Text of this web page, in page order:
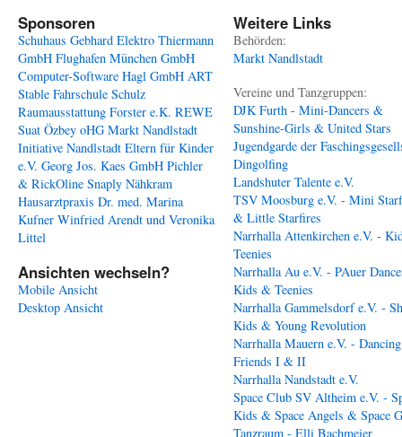
Sponsoren
Schuhaus Gebhard Elektro Thiermann
GmbH Flughafen München GmbH
Computer-Software Hagl GmbH ART
Stable Fahrschule Schulz
Raumausstattung Forster e.K. REWE
Suat Özbey oHG Markt Nandlstadt
Initiative Nandlstadt Eltern für Kinder
e.V. Georg Jos. Kaes GmbH Pichler
& RickOline Snaply Nähkram
Hausarztpraxis Dr. med. Marina
Kufner Winfried Arendt und Veronika
Littel
Ansichten wechseln?
Mobile Ansicht
Desktop Ansicht
Weitere Links
Behörden:
Markt Nandlstadt
Vereine und Tanzgruppen:
DJK Furth - Mini-Dancers &
Sunshine-Girls & United Stars
Jugendgarde der
Dingolfing
Landshuter Talente e.V.
TSV Moosburg e.V. - Mini
& Little Starfires
Narrhalla Attenkirchen e.V. -
Teenies
Narrhalla Au e.V. - PAuer
Kids & Teenies
Narrhalla Gammelsdorf e.V. -
Kids & Young Revolution
Narrhalla Mauern e.V. - Dancing
Friends I & II
Narrhalla Nandstadt e.V.
Space Club SV Altheim e.V. -
Kids & Space Angels & Space
Tanzraum - Elli Bachmeier